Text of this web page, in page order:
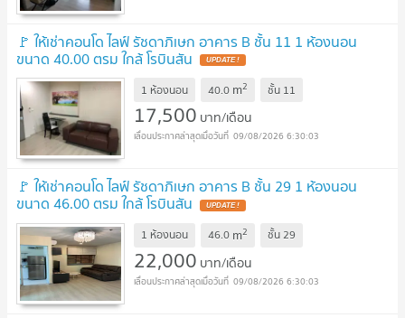
🚩 ให้เช่าคอนโด ไลฟ์ รัชดาภิเษก อาคาร B ชั้น 11 1 ห้องนอน
ขนาด 40.00 ตรม ใกล้ โรบินสัน UPDATE !
1 ห้องนอน 40.0 m2 ชั้น 11
17,500 บาท/เดือน
09/08/2026 6:30:03
🚩 ให้เช่าคอนโด ไลฟ์ รัชดาภิเษก อาคาร B ชั้น 29 1 ห้องนอน
ขนาด 46.00 ตรม ใกล้ โรบินสัน UPDATE !
1 ห้องนอน 46.0 m2 ชั้น29
22,000 บาท/เดือน
09/08/2026 6:30:03